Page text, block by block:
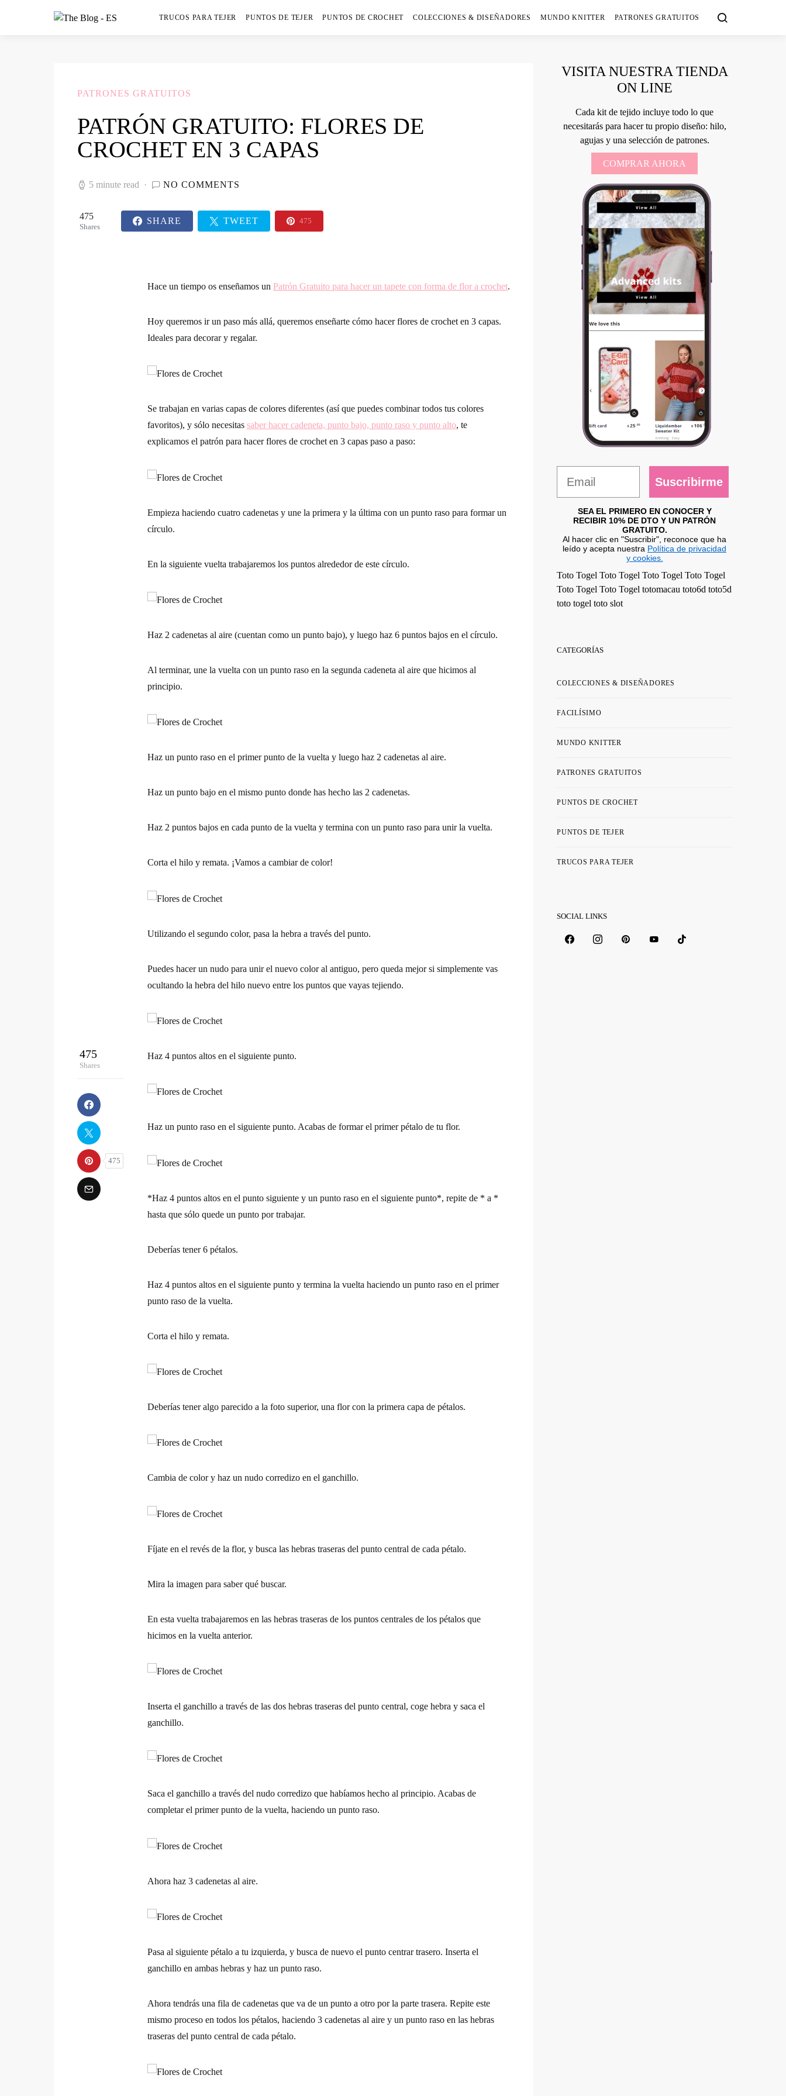
TRUCOS PARA TEJER PUNTOS DE TEJER PUNTOS DE CROCHET COLECCIONES & DISEÑADORES MUNDO KNITTER PATRONES GRATUITOS
PATRONES GRATUITOS
PATRÓN GRATUITO: FLORES DE
CROCHET EN 3 CAPAS
5 minute read NO COMMENTS
475
Shares
SHARE TWEET 475
475
Shares
475
Hace un tiempo os enseñamos un Patrón Gratuito para hacer un tapete con forma de flor a crochet.
Hoy queremos ir un paso más allá, queremos enseñarte cómo hacer flores de crochet en 3 capas.
Ideales para decorar y regalar.
Se trabajan en varias capas de colores diferentes (así que puedes combinar todos tus colores
favoritos), y sólo necesitas saber hacer cadeneta, punto bajo, punto raso y punto alto, te
explicamos el patrón para hacer flores de crochet en 3 capas paso a paso:
Empieza haciendo cuatro cadenetas y une la primera y la última con un punto raso para formar un
círculo.
En la siguiente vuelta trabajaremos los puntos alrededor de este círculo.
Haz 2 cadenetas al aire (cuentan como un punto bajo), y luego haz 6 puntos bajos en el círculo.
Al terminar, une la vuelta con un punto raso en la segunda cadeneta al aire que hicimos al
principio.
Haz un punto raso en el primer punto de la vuelta y luego haz 2 cadenetas al aire.
Haz un punto bajo en el mismo punto donde has hecho las 2 cadenetas.
Haz 2 puntos bajos en cada punto de la vuelta y termina con un punto raso para unir la vuelta.
Corta el hilo y remata. ¡Vamos a cambiar de color!
Utilizando el segundo color, pasa la hebra a través del punto.
Puedes hacer un nudo para unir el nuevo color al antiguo, pero queda mejor si simplemente vas
ocultando la hebra del hilo nuevo entre los puntos que vayas tejiendo.
Haz 4 puntos altos en el siguiente punto.
Haz un punto raso en el siguiente punto. Acabas de formar el primer pétalo de tu flor.
*Haz 4 puntos altos en el punto siguiente y un punto raso en el siguiente punto*, repite de * a *
hasta que sólo quede un punto por trabajar.
Deberías tener 6 pétalos.
Haz 4 puntos altos en el siguiente punto y termina la vuelta haciendo un punto raso en el primer
punto raso de la vuelta.
Corta el hilo y remata.
Deberías tener algo parecido a la foto superior, una flor con la primera capa de pétalos.
Cambia de color y haz un nudo corredizo en el ganchillo.
Fíjate en el revés de la flor, y busca las hebras traseras del punto central de cada pétalo.
Mira la imagen para saber qué buscar.
En esta vuelta trabajaremos en las hebras traseras de los puntos centrales de los pétalos que
hicimos en la vuelta anterior.
Inserta el ganchillo a través de las dos hebras traseras del punto central, coge hebra y saca el
ganchillo.
Saca el ganchillo a través del nudo corredizo que habíamos hecho al principio. Acabas de
completar el primer punto de la vuelta, haciendo un punto raso.
Ahora haz 3 cadenetas al aire.
Pasa al siguiente pétalo a tu izquierda, y busca de nuevo el punto centrar trasero. Inserta el
ganchillo en ambas hebras y haz un punto raso.
Ahora tendrás una fila de cadenetas que va de un punto a otro por la parte trasera. Repite este
mismo proceso en todos los pétalos, haciendo 3 cadenetas al aire y un punto raso en las hebras
traseras del punto central de cada pétalo.
VISITA NUESTRA TIENDA
ON LINE
Cada kit de tejido incluye todo lo que
necesitarás para hacer tu propio diseño: hilo,
agujas y una selección de patrones.
COMPRAR AHORA
Suscribirme
SEA EL PRIMERO EN CONOCER Y
RECIBIR 10% DE DTO Y UN PATRÓN
GRATUITO.
Al hacer clic en "Suscribir", reconoce que ha
leído y acepta nuestra Política de privacidad
y cookies.
Toto Togel Toto Togel Toto Togel Toto Togel
Toto Togel Toto Togel totomacau toto6d toto5d
toto togel toto slot
CATEGORÍAS
COLECCIONES & DISEÑADORES
FACILÍSIMO
MUNDO KNITTER
PATRONES GRATUITOS
PUNTOS DE CROCHET
PUNTOS DE TEJER
TRUCOS PARA TEJER
SOCIAL LINKS